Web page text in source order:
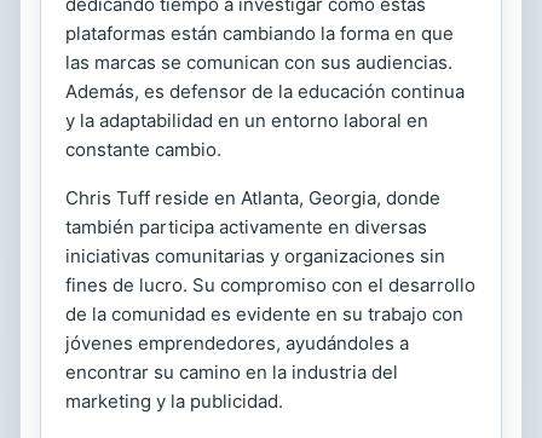
plataformas están cambiando la forma en que
las marcas se comunican con sus audiencias.
Además, es defensor de la educación continua
y la adaptabilidad en un entorno laboral en
constante cambio.
Chris Tuff reside en Atlanta, Georgia, donde
también participa activamente en diversas
iniciativas comunitarias y organizaciones sin
fines de lucro. Su compromiso con el desarrollo
de la comunidad es evidente en su trabajo con
jóvenes emprendedores, ayudándoles a
encontrar su camino en la industria del
marketing y la publicidad.